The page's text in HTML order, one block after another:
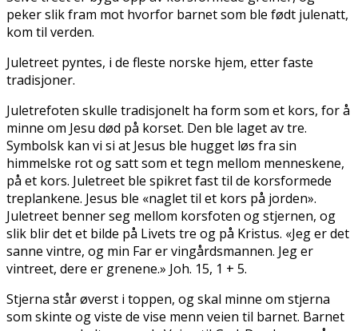
peker slik fram mot hvorfor barnet som ble født julenatt,
kom til verden.
Juletreet pyntes, i de fleste norske hjem, etter faste
tradisjoner.
Juletrefoten skulle tradisjonelt ha form som et kors, for å
minne om Jesu død på korset. Den ble laget av tre.
Symbolsk kan vi si at Jesus ble hugget løs fra sin
himmelske rot og satt som et tegn mellom menneskene,
på et kors. Juletreet ble spikret fast til de korsformede
treplankene. Jesus ble «naglet til et kors på jorden».
Juletreet befinner seg mellom korsfoten og stjernen, og
slik blir det et bilde på Livets tre og på Kristus. «Jeg er det
sanne vintre, og min Far er vingårdsmannen. Jeg er
vintreet, dere er grenene.» Joh. 15, 1 + 5.
Stjerna står øverst i toppen, og skal minne om stjerna
som skinte og viste de vise menn veien til barnet. Barnet